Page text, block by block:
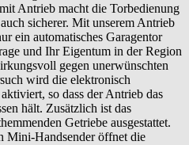
Antrieb macht die Torbedienung
sicherer. Mit unserem Antrieb
ein automatisches Garagentor
und Ihr Eigentum in der Region
gegen unerwünschten
wird die elektronisch
so dass der Antrieb das
hält. Zusätzlich ist das
Getriebe ausgestattet.
Mini-Handsender öffnet die